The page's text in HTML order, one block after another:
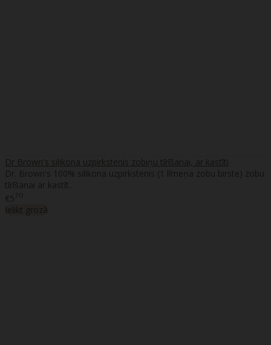
Dr Brown's silikona uzpirkstenis zobiņu tīrīšanai, ar kastīti
Dr. Brown's 100% silikona uzpirkstenis (1 līmeņa zobu birste) zobu
tīrīšanai ar kastīt..
€5 70
Ielikt grozā